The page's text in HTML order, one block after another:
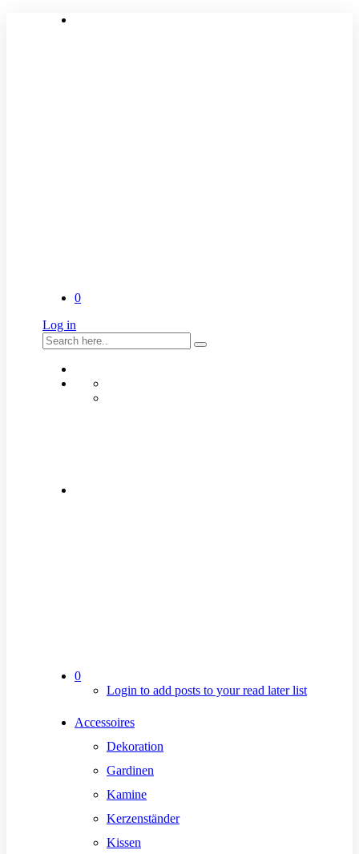
0
Log in
0
Login to add posts to your read later list
Accessoires
Dekoration
Gardinen
Kamine
Kerzenständer
Kissen